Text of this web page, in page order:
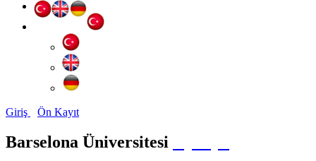
Giriş Ön Kayıt
Barselona Üniversitesi